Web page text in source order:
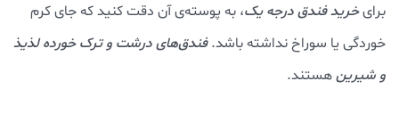
برایخرید فندق درجه یک، به پوسته‌ی آن دقت کنید که جای کرم
خوردگی یا سوراخ نداشته باشد.فندق‌های درشت و ترک خورده لذیذ
و شیرینهستند.